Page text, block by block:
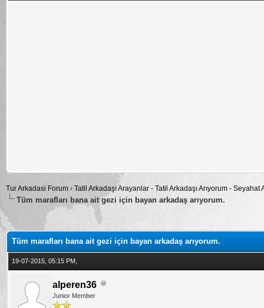
Tur Arkadasi Forum › Tatil Arkadaşı Arayanlar - Tatil Arkadaşı Arıyorum -
Tüm marafları bana ait gezi için bayan arkadaş arıyorum.
0
Tüm marafları bana ait gezi için bayan arkadaş arıyorum.
19-07-2015, 05:15 PM,
alperen36
Junior Member